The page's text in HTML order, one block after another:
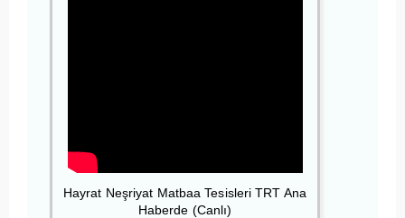
Hayrat Neşriyat Matbaa Tesisleri TRT Ana
Haberde (Canlı)